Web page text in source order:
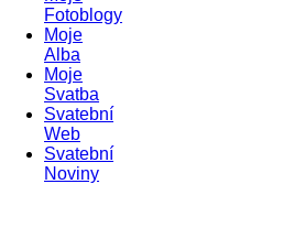
Fotoblogy
Moje
Alba
Moje
Svatba
Svatební
Web
Svatební
Noviny